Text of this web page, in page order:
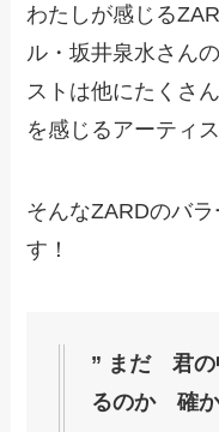
わたしが感じる
ル・坂井泉水さん
ストは他にたくさ
を感じるアーティ
そんなZARDのバ
す！
” まだ 君の
るのか 確か